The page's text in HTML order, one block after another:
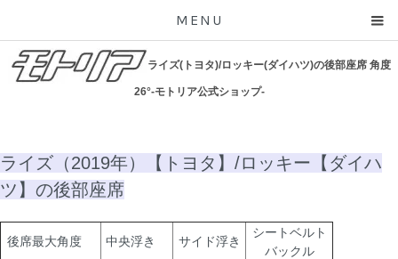
MENU
ライズ(トヨタ)/ロッキー(ダイハツ)の後部座席 角度
26°-モトリア公式ショップ-
ライズ（2019年）【トヨタ】/ロッキー【ダイハ
ツ】の後部座席
後席最大角度 中央浮き サイド浮き
シートベルト
バックル